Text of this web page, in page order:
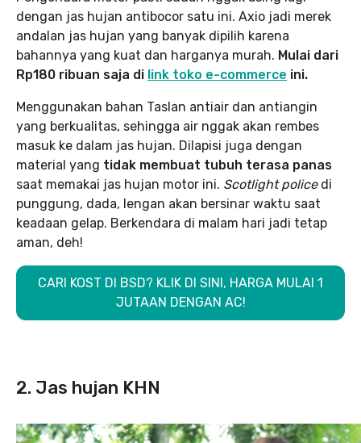
dengan jas hujan antibocor satu ini. Axio jadi merek
andalan jas hujan yang banyak dipilih karena
bahannya yang kuat dan harganya murah. Mulai dari
Rp180 ribuan saja di link toko e-commerce ini.
Menggunakan bahan Taslan antiair dan antiangin
yang berkualitas, sehingga air nggak akan rembes
masuk ke dalam jas hujan. Dilapisi juga dengan
material yang tidak membuat tubuh terasa panas
saat memakai jas hujan motor ini. Scotlight policedi
punggung, dada, lengan akan bersinar waktu saat
keadaan gelap. Berkendara di malam hari jadi tetap
aman, deh!
CARI KOST DI BSD? KLIK DI SINI, HARGA MULAI 1
JUTAAN DENGAN AC!
2. Jas hujan KHN